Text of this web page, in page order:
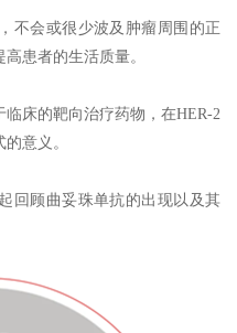
不会或很少波及肿瘤周围的正
患者的生活质量。
床的靶向治疗药物，在HER-2
意义。
回顾曲妥珠单抗的出现以及其